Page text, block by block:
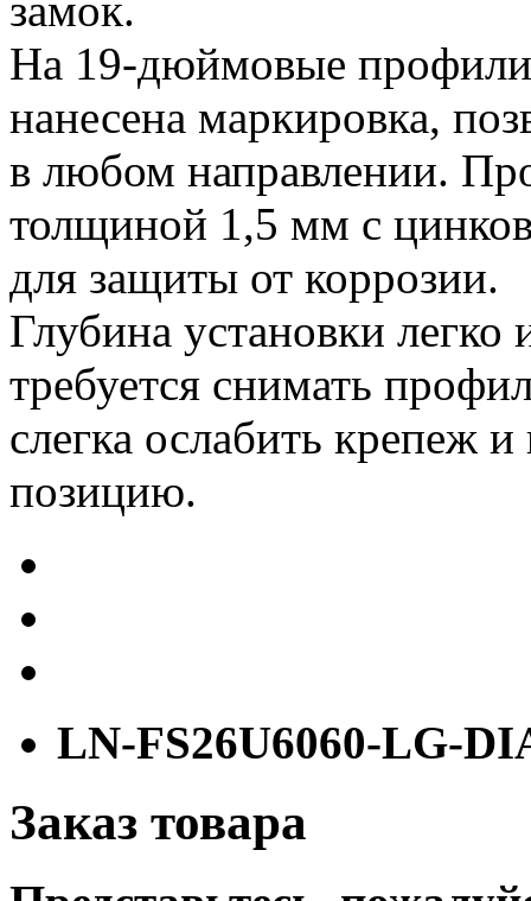
На 19-дюймовые
нанесена маркировка,
в любом направлении.
толщиной 1,5 мм с
для защиты от коррозии.
Глубина установки легко
требуется снимать
слегка ослабить крепеж
позицию.
LN-FS26U6060-LG-
Заказ товара